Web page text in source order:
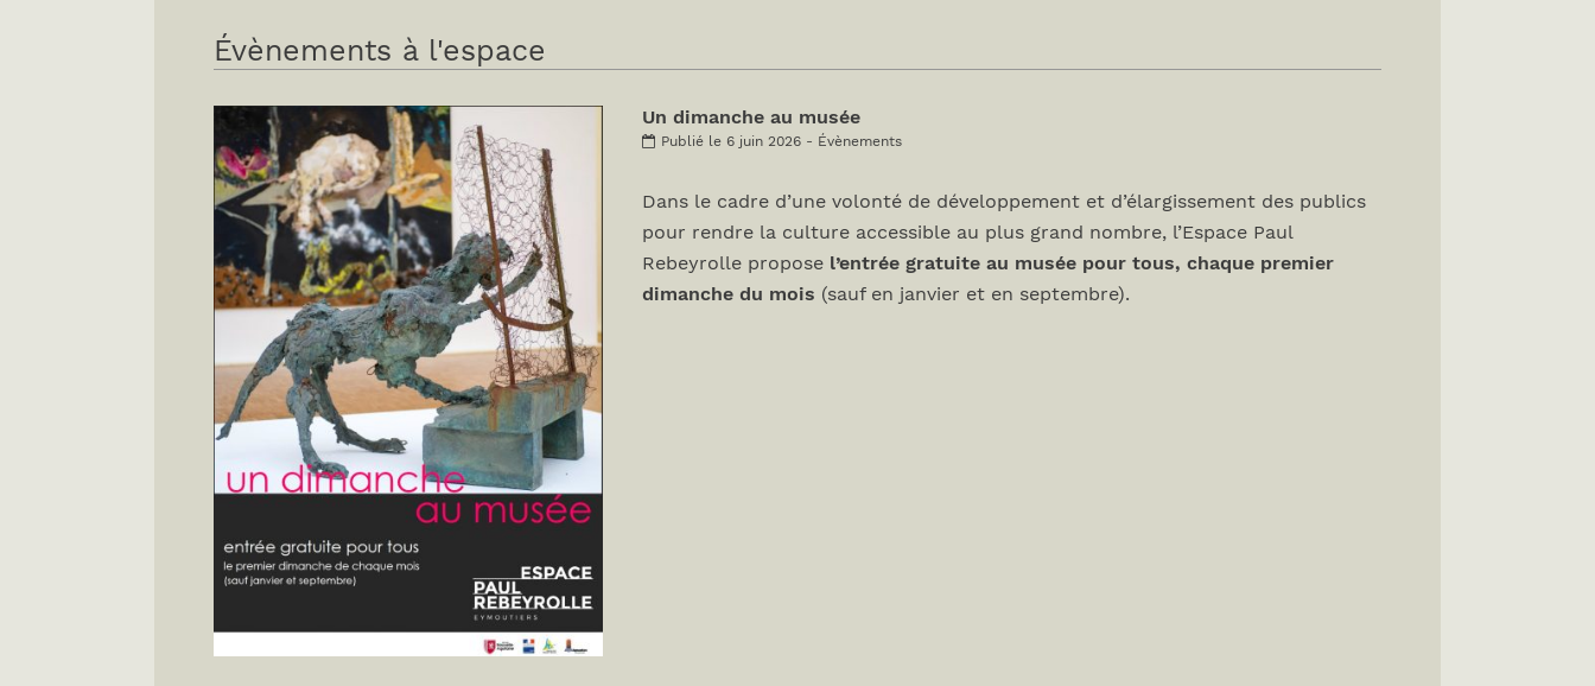
Évènements à l'espace
Un dimanche au musée
Publié le 6 juin 2026 - Évènements
Dans le cadre d’une volonté de développement et d’élargissement des publics
pour rendre la culture accessible au plus grand nombre, l’Espace Paul
Rebeyrolle propose l’entrée gratuite au musée pour tous, chaque premier
dimanche du mois (sauf en janvier et en septembre).